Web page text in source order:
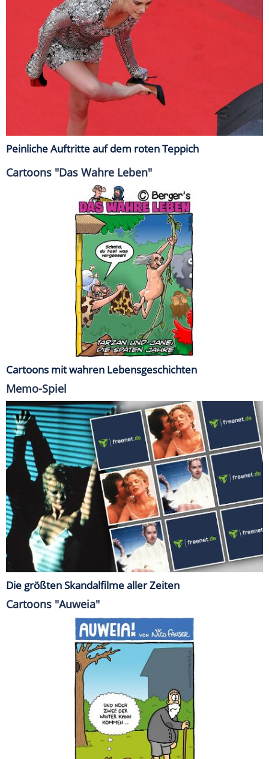
Peinliche Auftritte auf dem roten Teppich
Cartoons "Das Wahre Leben"
Cartoons mit wahren Lebensgeschichten
Memo-Spiel
Die größten Skandalfilme aller Zeiten
Cartoons "Auweia"